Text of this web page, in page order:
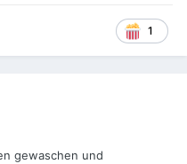
1
gewaschen und